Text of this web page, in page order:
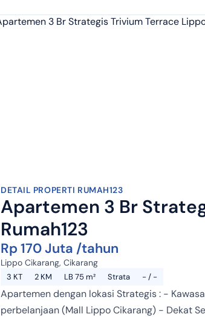
DETAIL PROPERTI RUMAH123
Apartemen 3 Br
Rumah123
Rp 170 Juta /tahun
Lippo Cikarang, Cikarang
3 KT 2 KM LB 75 m² Strata - / -
Apartemen dengan lokasi Strategis : -
perbelanjaan (Mall Lippo Cikarang) - Dekat